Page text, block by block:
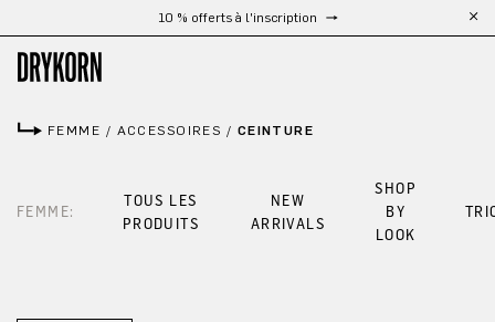
Passer au contenu principal10 % offerts à l'inscription
FEMME / ACCESSOIRES / CEINTURE
FEMME:
TOUS LES
PRODUITS
NEW
ARRIVALS
SHOP
BY
LOOK